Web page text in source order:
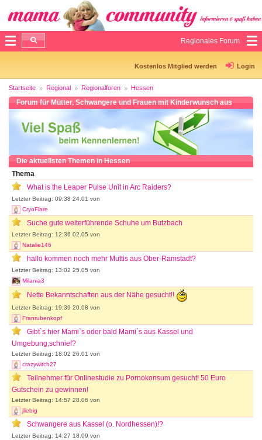
Regionales Forum
Kostenlos Mitglied werden Login
Startseite Regional Regionalforen Hessen
Forum für Mütter, Schwangere und Frauen mit Kinderwunsch aus
Die aktuellsten Themen in Hessen
Thema
What is the Leaper Pulse Unit in Arc Raiders?
Letzter Beitrag: 09:38 24.01 von
CryoFlare
Suche gute weiterführende Schuhe um Butzbach
Letzter Beitrag: 12:36 02.05 von
Natalie146
hallo kommen noch mehr Muttis aus Ober-Ramstadt?
Letzter Beitrag: 13:02 25.05 von
Milania3
Nette Bekanntschaften aus der Nähe gesucht!!
Letzter Beitrag: 19:39 20.08 von
Franrubenkopf
Gibt`s hier Mami`s oder bald Mami`s aus Kassel und
Umgebung,schnief?
Letzter Beitrag: 18:02 26.01 von
crazywitch27
Teilnehmer für Onlinestudie zu Pornokonsum gesucht! 50 Euro
Gutschein zu gewinnen!
Letzter Beitrag: 14:57 28.06 von
jliebig
Schwangere aus Kassel (o. Nordhessen)!?
Letzter Beitrag: 14:27 18.09 von